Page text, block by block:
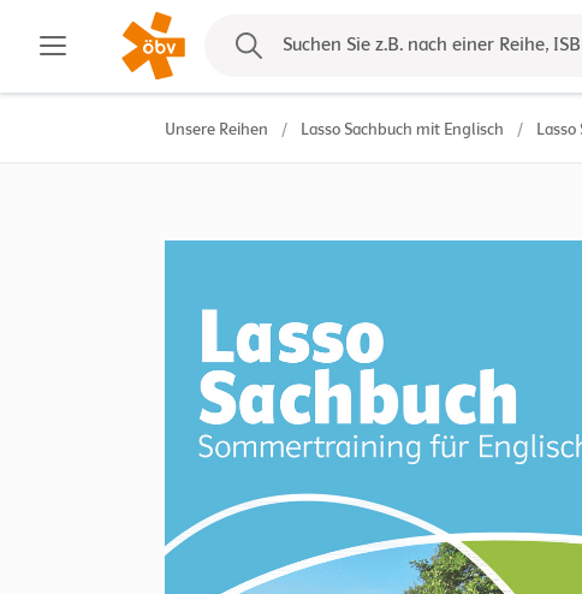
Suchen Sie z.B. nach einer Reihe,
Kontakt
Unsere Reihen / Lasso Sachbuch mit Englisch /